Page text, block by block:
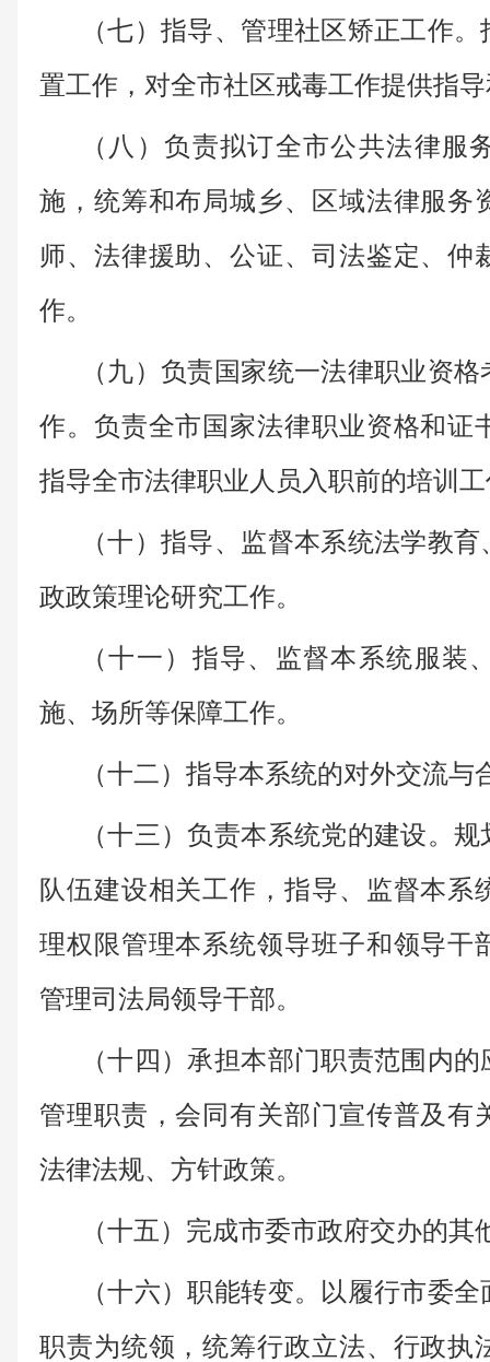
（七）指导、管理社区矫正工作
置工作，对全市社区戒毒工作提供指
（八）负责拟订全市公共法律服
施，统筹和布局城乡、区域法律服务
师、法律援助、公证、司法鉴定、仲
作。
（九）负责国家统一法律职业资
作。负责全市国家法律职业资格和证
指导全市法律职业人员入职前的培训
（十）指导、监督本系统法学教
政政策理论研究工作。
（十一）指导、监督本系统服装
施、场所等保障工作。
（十二）指导本系统的对外交流与
（十三）负责本系统党的建设。
队伍建设相关工作，指导、监督本系
理权限管理本系统领导班子和领导干
管理司法局领导干部。
（十四）承担本部门职责范围内
管理职责，会同有关部门宣传普及有
法律法规、方针政策。
（十五）完成市委市政府交办的其
（十六）职能转变。以履行市委
职责为统领，统筹行政立法、行政执